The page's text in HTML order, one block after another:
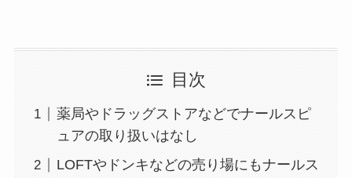
目次
薬局やドラッグストアなどでナールスピ
ュアの取り扱いはなし
LOFTやドンキなどの売り場にもナールス